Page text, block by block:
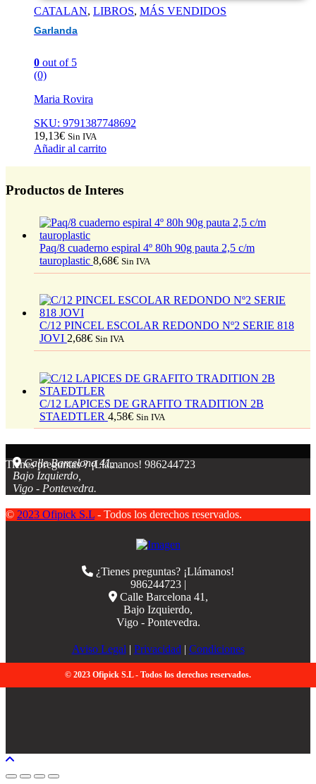
CATALAN, LIBROS, MÁS VENDIDOS
Garlanda
0 out of 5
(0)
Maria Rovira
SKU: 9791387748692
19,13€ Sin IVA
Añadir al carrito
Productos de Interes
Paq/8 cuaderno espiral 4º 80h 90g pauta 2,5 c/m
tauroplastic 8,68€ Sin IVA
C/12 PINCEL ESCOLAR REDONDO Nº2 SERIE 818
JOVI 2,68€ Sin IVA
C/12 LAPICES DE GRAFITO TRADITION 2B
STAEDTLER 4,58€ Sin IVA
Tienes preguntas ? ¡Llámanos! 986244723
Calle Barcelona 41,
Bajo Izquierdo,
Vigo - Pontevedra.
© 2023 Ofipick S.L - Todos los derechos reservados.
¿Tienes preguntas? ¡Llámanos!
986244723 |
Calle Barcelona 41,
Bajo Izquierdo,
Vigo - Pontevedra.
Aviso Legal | Privacidad | Condiciones
© 2023 Ofipick S.L - Todos los derechos reservados.